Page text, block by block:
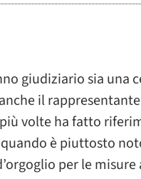
giudiziario sia
il
volte ha fatto
quando è piuttosto
per le